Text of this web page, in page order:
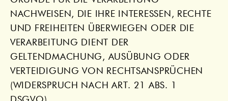
NACHWEISEN, DIE IHRE INTERESSEN, RECHTE
UND FREIHEITEN ÜBERWIEGEN ODER DIE
VERARBEITUNG DIENT DER
GELTENDMACHUNG, AUSÜBUNG ODER
VERTEIDIGUNG VON RECHTSANSPRÜCHEN
(WIDERSPRUCH NACH ART. 21 ABS. 1